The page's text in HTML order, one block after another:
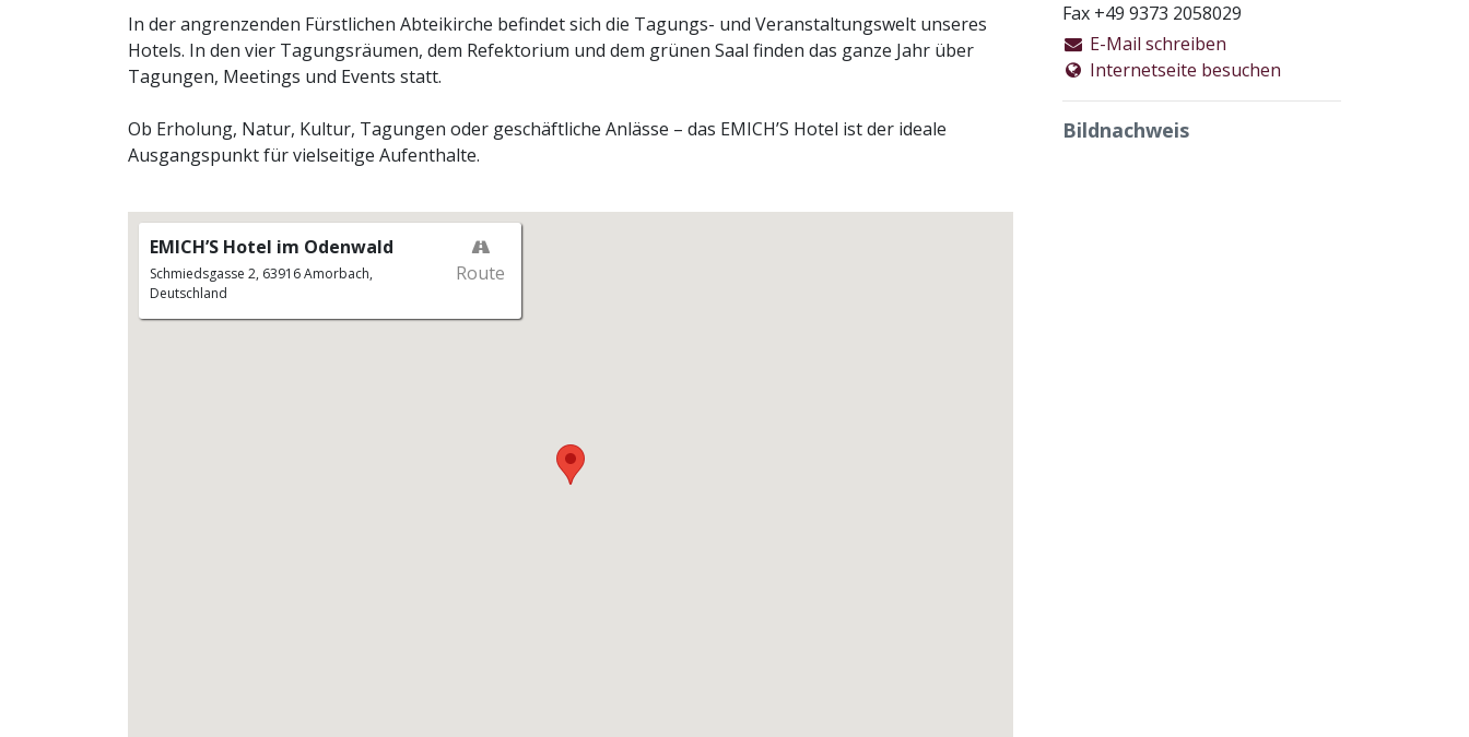
In der angrenzenden Fürstlichen Abteikirche befindet sich die Tagungs- und Veranstaltungswelt unseres
Hotels. In den vier Tagungsräumen, dem Refektorium und dem grünen Saal finden das ganze Jahr über
Tagungen, Meetings und Events statt.
Ob Erholung, Natur, Kultur, Tagungen oder geschäftliche Anlässe – das EMICH’S Hotel ist der ideale
Ausgangspunkt für vielseitige Aufenthalte.
EMICH’S Hotel im Odenwald
Schmiedsgasse 2, 63916 Amorbach,
Deutschland
Route
Fax +49 9373 2058029
E-Mail schreiben
Internetseite besuchen
Bildnachweis